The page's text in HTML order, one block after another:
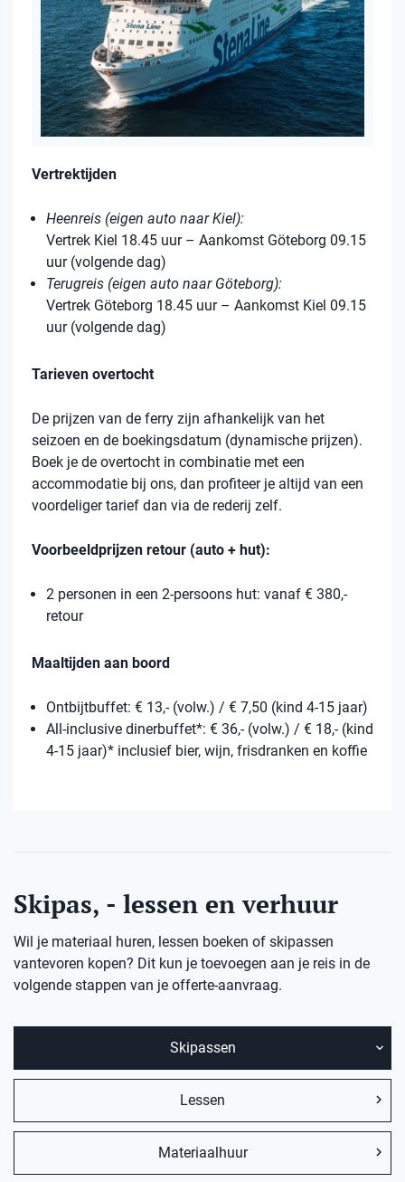
Vertrektijden
Heenreis (eigen auto naar Kiel):
Vertrek Kiel 18.45 uur – Aankomst Göteborg 09.15
uur (volgende dag)
Terugreis (eigen auto naar Göteborg):
Vertrek Göteborg 18.45 uur – Aankomst Kiel 09.15
uur (volgende dag)
Tarieven overtocht
De prijzen van de ferry zijn afhankelijk van het
seizoen en de boekingsdatum (dynamische prijzen).
Boek je de overtocht in combinatie met een
accommodatie bij ons, dan profiteer je altijd van een
voordeliger tarief dan via de rederij zelf.
Voorbeeldprijzen retour (auto + hut):
2 personen in een 2-persoons hut: vanaf € 380,-
retour
Maaltijden aan boord
Ontbijtbuffet: € 13,- (volw.) / € 7,50 (kind 4-15 jaar)
All-inclusive dinerbuffet*: € 36,- (volw.) / € 18,- (kind
4-15 jaar)* inclusief bier, wijn, frisdranken en koffie
Skipas, - lessen en verhuur
Wil je materiaal huren, lessen boeken of skipassen
vantevoren kopen? Dit kun je toevoegen aan je reis in de
volgende stappen van je offerte-aanvraag.
Skipassen
Lessen
Materiaalhuur